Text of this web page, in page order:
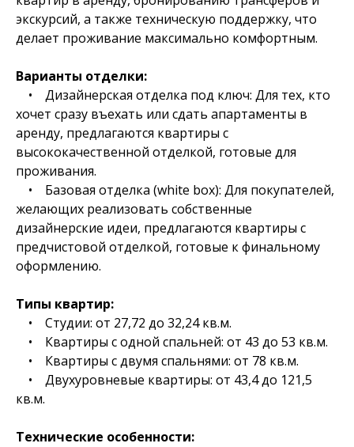
экскурсий, а также техническую поддержку, что
делает проживание максимально комфортным.
Варианты отделки:
• Дизайнерская отделка под ключ: Для тех, кто
хочет сразу въехать или сдать апартаменты в
аренду, предлагаются квартиры с
высококачественной отделкой, готовые для
проживания.
• Базовая отделка (white box): Для покупателей,
желающих реализовать собственные
дизайнерские идеи, предлагаются квартиры с
предчистовой отделкой, готовые к финальному
оформлению.
Типы квартир:
• Студии: от 27,72 до 32,24 кв.м.
• Квартиры с одной спальней: от 43 до 53 кв.м.
• Квартиры с двумя спальнями: от 78 кв.м.
• Двухуровневые квартиры: от 43,4 до 121,5
кв.м.
Технические особенности: